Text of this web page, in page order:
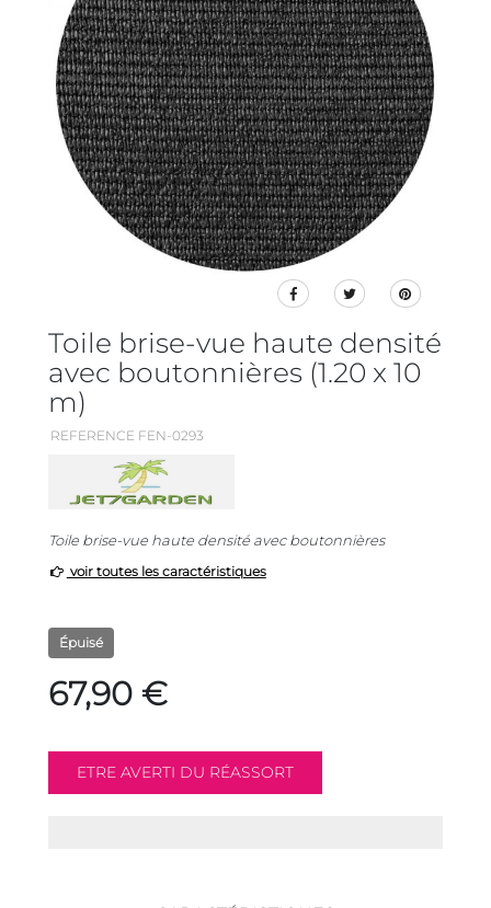
Toile brise-vue haute densité
avec boutonnières (1.20 x 10
m)
REFERENCE FEN-0293
Toile brise-vue haute densité avec boutonnières
voir toutes les caractéristiques
Épuisé
67,90 €